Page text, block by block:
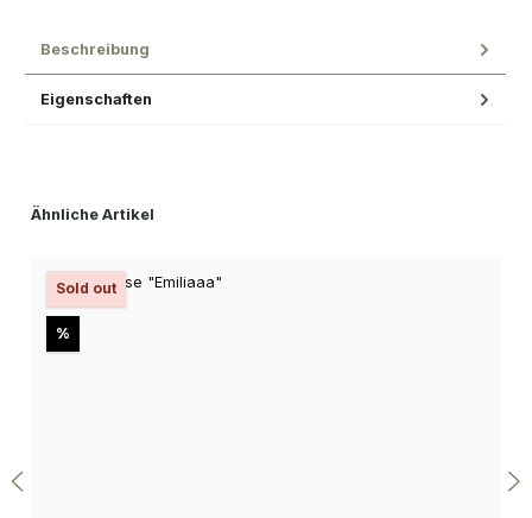
Beschreibung
Eigenschaften
Produktgalerie überspringen
Ähnliche Artikel
Sold out
%Rabatt